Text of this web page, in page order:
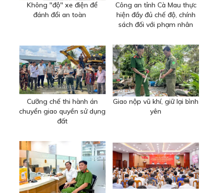
Không "độ" xe điện để
đánh đổi an toàn
Công an tỉnh Cà Mau thực
hiện đầy đủ chế độ, chính
sách đối với phạm nhân
Cưỡng chế thi hành án
chuyển giao quyền sử dụng
đất
Giao nộp vũ khí, giữ lại bình
yên